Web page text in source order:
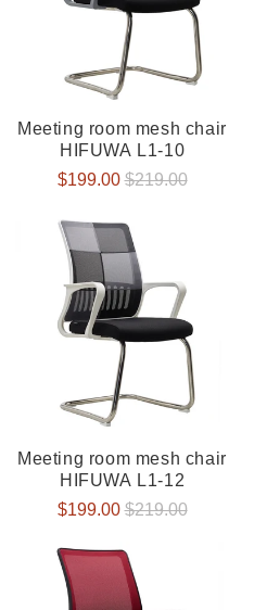
Meeting room mesh chair
HIFUWA L1-10
Verkaufspreis
$199.00 Normaler
$219.00
Meeting room mesh chair
HIFUWA L1-12
Verkaufspreis
$199.00 Normaler
$219.00